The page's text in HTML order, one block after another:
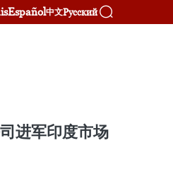
Español中文Русский
进军印度市场